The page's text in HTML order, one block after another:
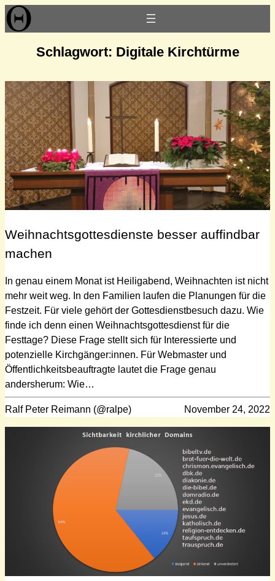
Zum
Inhalt
Schlagwort: Digitale Kirchtürme
Weihnachtsgottesdienste besser auffindbar
machen
In genau einem Monat ist Heiligabend, Weihnachten ist nicht
mehr weit weg. In den Familien laufen die Planungen für die
Festzeit. Für viele gehört der Gottesdienstbesuch dazu. Wie
finde ich denn einen Weihnachtsgottesdienst für die
Festtage? Diese Frage stellt sich für Interessierte und
potenzielle Kirchgänger:innen. Für Webmaster und
Öffentlichkeitsbeauftragte lautet die Frage genau
andersherum: Wie…
Ralf Peter Reimann (@ralpe) November 24, 2022